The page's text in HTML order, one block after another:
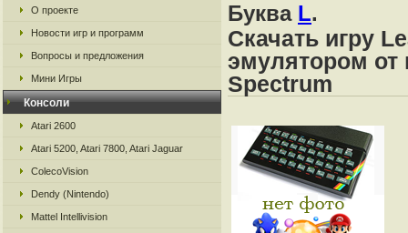
О проекте
Новости игр и программ
Вопросы и предложения
Мини Игры
Консоли
Atari 2600
Atari 5200, Atari 7800, Atari Jaguar
ColecoVision
Dendy (Nintendo)
Mattel Intellivision
Буква L.
Скачать игру
эмулятором от
Spectrum